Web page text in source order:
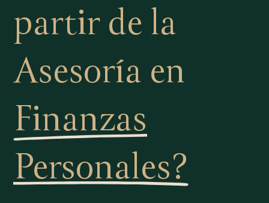
partir de la
Asesoría en
Finanzas
Personales?